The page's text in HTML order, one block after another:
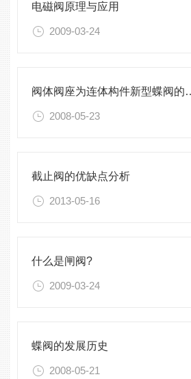
电磁阀原理与应用
2009-03-24
阀体阀座为连
2008-05-23
截止阀的优缺点分析
2013-05-16
什么是闸阀?
2009-03-24
蝶阀的发展历史
2008-05-21